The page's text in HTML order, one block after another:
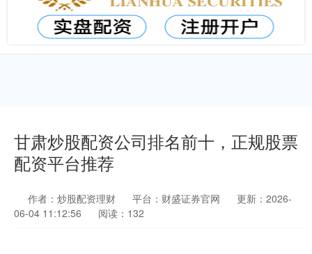
甘肃炒股配资公司排名前十，正规股票
配资平台推荐
作者：炒股配资理财 平台：财盛证券官网
更新：2026-
06-04 11:12:56
阅读：132